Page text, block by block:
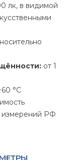
лк, в видимой
от 1
°С
измерений РФ